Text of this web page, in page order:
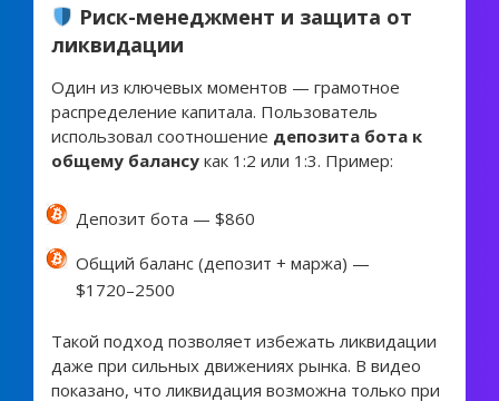
Риск-менеджмент и защита от
ликвидации
Один из ключевых моментов — грамотное
распределение капитала. Пользователь
использовал соотношение депозита бота к
общему балансукак 1:2 или 1:3. Пример:
Депозит бота — $860
Общий баланс (депозит + маржа) —
$1720–2500
Такой подход позволяет избежать ликвидации
даже при сильных движениях рынка. В видео
показано, что ликвидация возможна только при